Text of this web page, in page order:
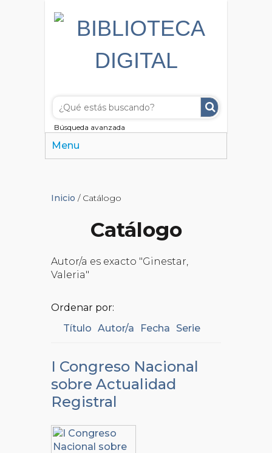
Búsqueda avanzada
Menu
Inicio / Catálogo
Catálogo
Autor/a es exacto "Ginestar,
Valeria"
Ordenar por:
Título Autor/a Fecha Serie
I Congreso Nacional
sobre Actualidad
Registral